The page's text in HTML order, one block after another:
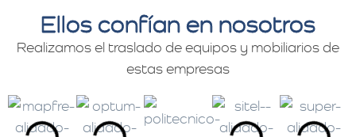
Ellos confían en nosotros
Realizamos el traslado de equipos y mobiliarios de
estas empresas